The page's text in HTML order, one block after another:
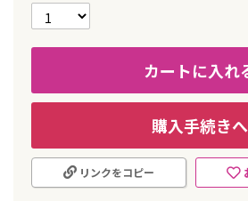
カートに入れ
購入手続きへ
リンクをコピー